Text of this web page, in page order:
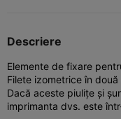
Descriere
Elemente de fixare
Filete izometrice în
Dacă aceste piulițe și
imprimanta dvs. este